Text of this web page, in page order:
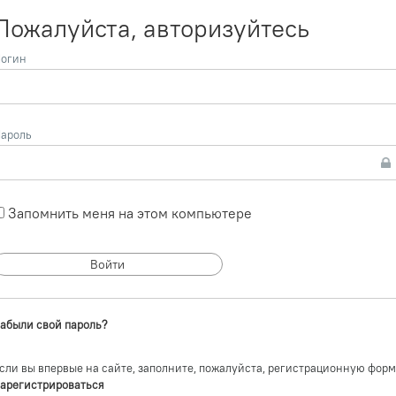
авторизуйтесь
Запомнить меня на этом компьютере
свой пароль?
вы впервые на сайте, заполните, пожалуйста, регистрационную